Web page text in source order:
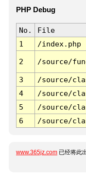
PHP Debug
No. File
1
/index.php
2 /source/
3 /source/
4
/source/
5
/source/
6
/source/
www.365jz.com 已经将此